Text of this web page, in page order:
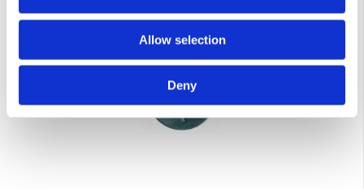
Allow selection
Deny